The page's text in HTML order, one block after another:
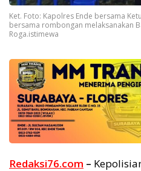
Ket. Foto: Kapolres Ende bersama
bersama rombongan melaksanakan
Roga.istimewa
Redaksi76.com –